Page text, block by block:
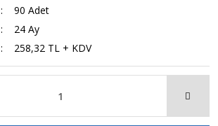
90 Adet
24 Ay
258,32 TL + KDV